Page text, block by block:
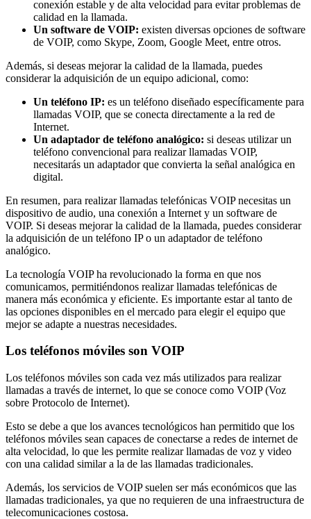
conexión estable y de alta velocidad para evitar problemas de
calidad en la llamada.
Un software de VOIP: existen diversas opciones de software
de VOIP, como Skype, Zoom, Google Meet, entre otros.
Además, si deseas mejorar la calidad de la llamada, puedes
considerar la adquisición de un equipo adicional, como:
Un teléfono IP: es un teléfono diseñado específicamente para
llamadas VOIP, que se conecta directamente a la red de
Internet.
Un adaptador de teléfono analógico: si deseas utilizar un
teléfono convencional para realizar llamadas VOIP,
necesitarás un adaptador que convierta la señal analógica en
digital.
En resumen, para realizar llamadas telefónicas VOIP necesitas un
dispositivo de audio, una conexión a Internet y un software de
VOIP. Si deseas mejorar la calidad de la llamada, puedes considerar
la adquisición de un teléfono IP o un adaptador de teléfono
analógico.
La tecnología VOIP ha revolucionado la forma en que nos
comunicamos, permitiéndonos realizar llamadas telefónicas de
manera más económica y eficiente. Es importante estar al tanto de
las opciones disponibles en el mercado para elegir el equipo que
mejor se adapte a nuestras necesidades.
Los teléfonos móviles son VOIP
Los teléfonos móviles son cada vez más utilizados para realizar
llamadas a través de internet, lo que se conoce como VOIP (Voz
sobre Protocolo de Internet).
Esto se debe a que los avances tecnológicos han permitido que los
teléfonos móviles sean capaces de conectarse a redes de internet de
alta velocidad, lo que les permite realizar llamadas de voz y video
con una calidad similar a la de las llamadas tradicionales.
Además, los servicios de VOIP suelen ser más económicos que las
llamadas tradicionales, ya que no requieren de una infraestructura de
telecomunicaciones costosa.